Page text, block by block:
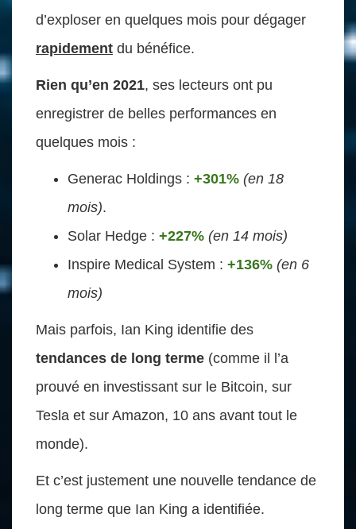
d’exploser en quelques mois pour dégager
rapidement du bénéfice.
Rien qu’en 2021, ses lecteurs ont pu
enregistrer de belles performances en
quelques mois :
Generac Holdings : +301% (en 18
mois).
Solar Hedge : +227% (en 14 mois)
Inspire Medical System : +136% (en 6
mois)
Mais parfois, Ian King identifie des
tendances de long terme (comme il l’a
prouvé en investissant sur le Bitcoin, sur
Tesla et sur Amazon, 10 ans avant tout le
monde).
Et c’est justement une nouvelle tendance de
long terme que Ian King a identifiée.